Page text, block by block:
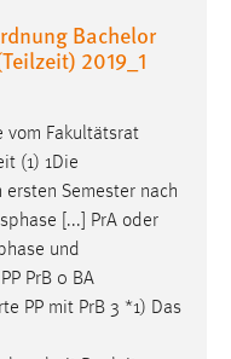
Bachelor
2019_1
Fakultätsrat
(1) 1Die
ersten Semester nach
[...] PrA oder
und
PrB 0 BA
PP mit PrB 3 *1) Das